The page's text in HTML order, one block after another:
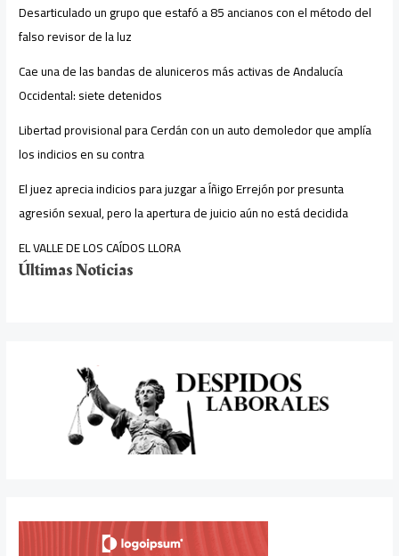
Desarticulado un grupo que estafó a 85 ancianos con el método del
falso revisor de la luz
Cae una de las bandas de aluniceros más activas de Andalucía
Occidental: siete detenidos
Libertad provisional para Cerdán con un auto demoledor que amplía
los indicios en su contra
El juez aprecia indicios para juzgar a Íñigo Errejón por presunta
agresión sexual, pero la apertura de juicio aún no está decidida
EL VALLE DE LOS CAÍDOS LLORA
Últimas Noticias